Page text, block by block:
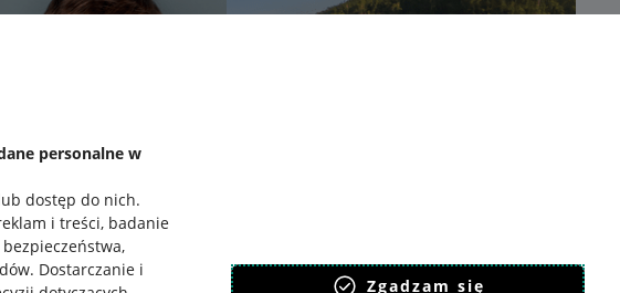
personalne w
dostęp do nich.
i treści, badanie
. Dostarczanie i
Zgadzam się